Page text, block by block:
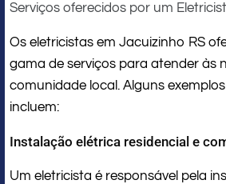
Serviços oferecidos por um
Os eletricistas em Jacuizinho RS
gama de serviços para atender às
comunidade local. Alguns
incluem:
Instalação elétrica residencial e
Um eletricista é responsável pela